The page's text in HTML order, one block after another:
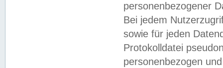
personenbezogener
Bei jedem
sowie für jeden
Protokolldatei
personenbezogen